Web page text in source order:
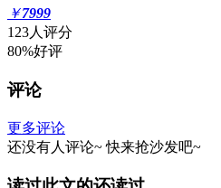
￥7999
123人评分
80%好评
评论
更多评论
还没有人评论~ 快来抢沙发吧~